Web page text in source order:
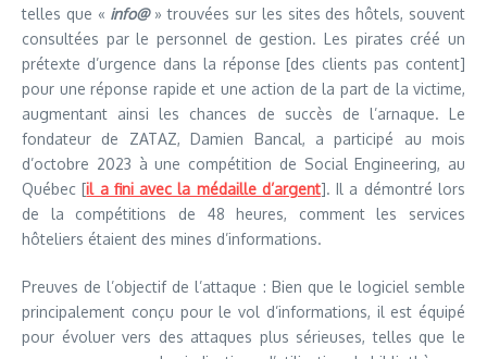
telles que « info@» trouvées sur les sites des hôtels, souvent
consultées par le personnel de gestion. Les pirates créé un
prétexte d’urgence dans la réponse [des clients pas content]
pour une réponse rapide et une action de la part de la victime,
augmentant ainsi les chances de succès de l’arnaque. Le
fondateur de ZATAZ, Damien Bancal, a participé au mois
d’octobre 2023 à une compétition de Social Engineering, au
Québec [il a fini avec la médaille d’argent]. Il a démontré lors
de la compétitions de 48 heures, comment les services
hôteliers étaient des mines d’informations.
Preuves de l’objectif de l’attaque : Bien que le logiciel semble
principalement conçu pour le vol d’informations, il est équipé
pour évoluer vers des attaques plus sérieuses, telles que le